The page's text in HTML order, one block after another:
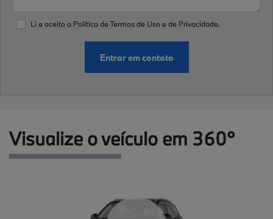
Li e aceito a Política de Termos de Uso e de Privacidade.
Entrar em contato
Visualize o veículo em 360°